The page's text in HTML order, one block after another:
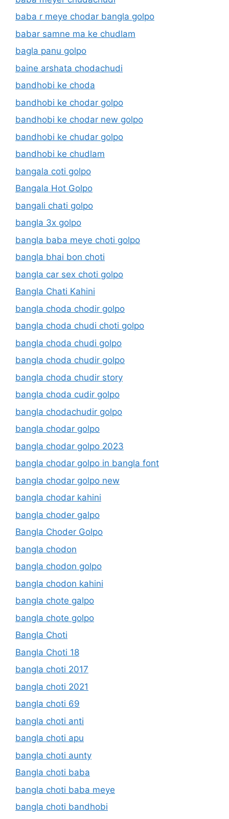
baba r meye chodar bangla golpo
babar samne ma ke chudlam
bagla panu golpo
baine arshata chodachudi
bandhobi ke choda
bandhobi ke chodar golpo
bandhobi ke chodar new golpo
bandhobi ke chudar golpo
bandhobi ke chudlam
bangala coti golpo
Bangala Hot Golpo
bangali chati golpo
bangla 3x golpo
bangla baba meye choti golpo
bangla bhai bon choti
bangla car sex choti golpo
Bangla Chati Kahini
bangla choda chodir golpo
bangla choda chudi choti golpo
bangla choda chudi golpo
bangla choda chudir golpo
bangla choda chudir story
bangla choda cudir golpo
bangla chodachudir golpo
bangla chodar golpo
bangla chodar golpo 2023
bangla chodar golpo in bangla font
bangla chodar golpo new
bangla chodar kahini
bangla choder galpo
Bangla Choder Golpo
bangla chodon
bangla chodon golpo
bangla chodon kahini
bangla chote galpo
bangla chote golpo
Bangla Choti
Bangla Choti 18
bangla choti 2017
bangla choti 2021
bangla choti 69
bangla choti anti
bangla choti apu
bangla choti aunty
Bangla choti baba
bangla choti baba meye
bangla choti bandhobi